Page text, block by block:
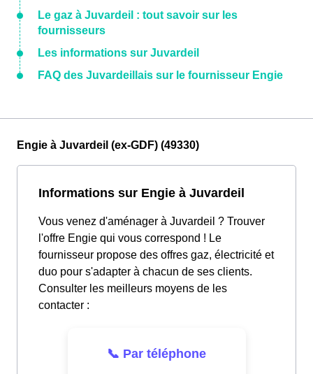
Le gaz à Juvardeil : tout savoir sur les
fournisseurs
Les informations sur Juvardeil
FAQ des Juvardeillais sur le fournisseur Engie
Engie à Juvardeil (ex-GDF) (49330)
Informations sur Engie à Juvardeil
Vous venez d'aménager à Juvardeil ? Trouver
l'offre Engie qui vous correspond ! Le
fournisseur propose des offres gaz, électricité et
duo pour s'adapter à chacun de ses clients.
Consulter les meilleurs moyens de les
contacter :
📞 Par téléphone